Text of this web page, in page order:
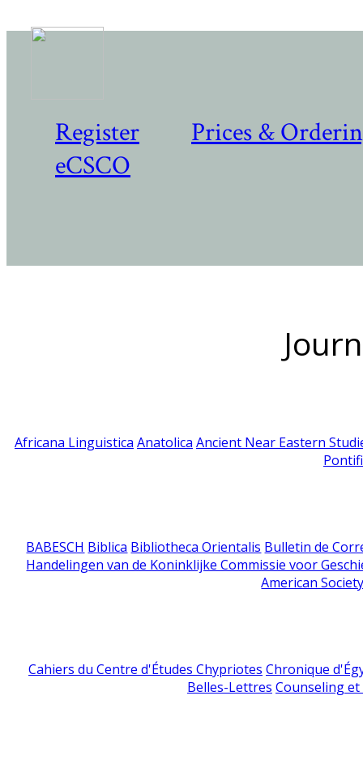
Register
Prices &
eCSCO
Africana Linguistica Anatolica Ancient Near Eastern
BABESCH Biblica Bibliotheca Orientalis Bulletin de
Handelingen van de Koninklijke Commissie voor
American
Cahiers du Centre d'Études Chypriotes Chronique
Belles-Lettres Counseling